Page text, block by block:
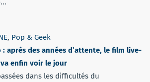
, Pop & Geek
: après des années d’attente, le film live-
enfin voir le jour
dans les difficultés du